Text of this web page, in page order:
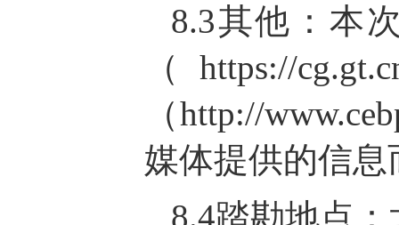
8.3其他：本
（https://
（http://
媒体提供的信
8.4踏勘地点